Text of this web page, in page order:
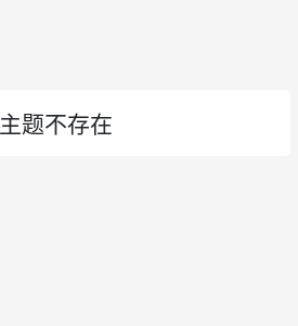
主题不存在